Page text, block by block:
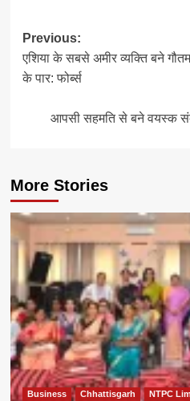
Post
navigation
Previous:
एशिया के सबसे अमीर व्यक्ति बने
के पार: फोर्ब्स
आपसी सहमति से बने वयस्क
More Stories
Business Chhattisgarh NTPC